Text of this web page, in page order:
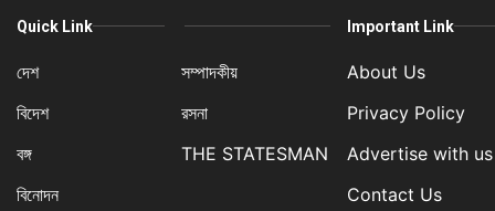
Quick Link
দেশ
বিদেশ
বঙ্গ
বিনোদন
সম্পাদকীয়
রসনা
THE STATESMAN
Important Link
About Us
Privacy Policy
Advertise with us
Contact Us